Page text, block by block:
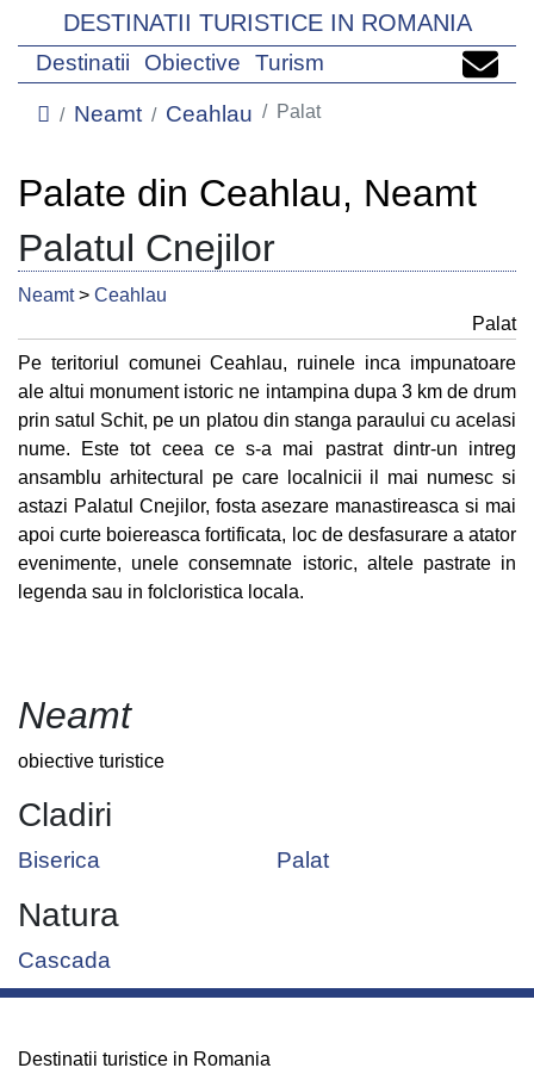
DESTINATII TURISTICE IN ROMANIA
Destinatii Obiective Turism
Neamt Ceahlau Palat
Palate din Ceahlau, Neamt
Palatul Cnejilor
Neamt> Ceahlau
Palat
Pe teritoriul comunei Ceahlau, ruinele inca impunatoare
ale altui monument istoric ne intampina dupa 3 km de drum
prin satul Schit, pe un platou din stanga paraului cu acelasi
nume. Este tot ceea ce s-a mai pastrat dintr-un intreg
ansamblu arhitectural pe care localnicii il mai numesc si
astazi Palatul Cnejilor, fosta asezare manastireasca si mai
apoi curte boiereasca fortificata, loc de desfasurare a atator
evenimente, unele consemnate istoric, altele pastrate in
legenda sau in folcloristica locala.
Neamt
obiective turistice
Cladiri
Biserica Palat
Natura
Cascada
Destinatii turistice in Romania